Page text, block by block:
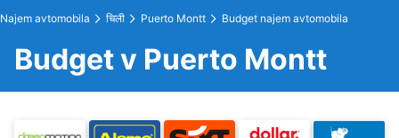
Najem avtomobila चिली Puerto Montt Budget najem avtomobila
Budget v Puerto Montt